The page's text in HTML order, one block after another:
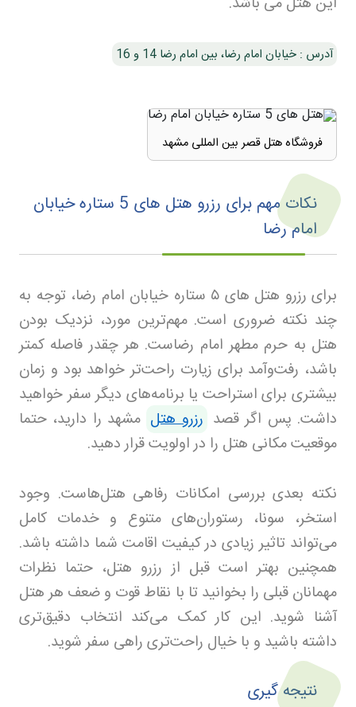
آدرس : خیابان امام رضا، بین امام رضا 14 و 16
فروشگاه هتل قصر بین المللی مشهد
نکات مهم برای رزرو هتل‌ های 5 ستاره خیابان
امام رضا
برای رزرو هتل‌ های ۵ ستاره خیابان امام رضا، توجه به
چند نکته ضروری است. مهم‌ترین مورد، نزدیک بودن
هتل به حرم مطهر امام رضاست. هر چقدر فاصله کمتر
باشد، رفت‌وآمد برای زیارت راحت‌تر خواهد بود و زمان
بیشتری برای استراحت یا برنامه‌های دیگر سفر خواهید
داشت. پس اگر قصد رزرو هتل مشهد را دارید، حتما
موقعیت مکانی هتل را در اولویت قرار دهید.
نکته بعدی بررسی امکانات رفاهی هتل‌هاست. وجود
استخر، سونا، رستوران‌های متنوع و خدمات کامل
می‌تواند تاثیر زیادی در کیفیت اقامت شما داشته باشد.
همچنین بهتر است قبل از رزرو هتل، حتما نظرات
مهمانان قبلی را بخوانید تا با نقاط قوت و ضعف هر هتل
آشنا شوید. این کار کمک می‌کند انتخاب دقیق‌تری
داشته باشید و با خیال راحت‌تری راهی سفر شوید.
نتیجه ‌گیری